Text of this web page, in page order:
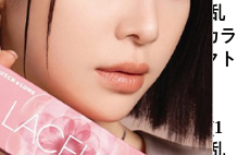
ン、乱視カラコン、格安乱
視用カラコン、韓国乱視カラ
、遠視カラコン、コンタクト
、格安カラコン専門の
2Weeks (2週間)カラコン
ー] ボシュロム ラシェル (1
ン、乱視カラコン、格安乱